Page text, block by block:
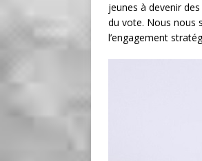
jeunes à devenir
du vote. Nous nous
l’engagement